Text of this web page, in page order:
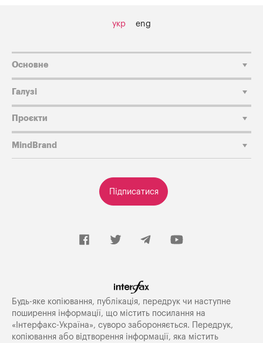
укр eng
Підписатися
Основне
Галузі
Проєкти
MindBrand
Будь-яке копiювання, публiкацiя, передрук чи наступне
поширення iнформацiї, що мiстить посилання на
«Iнтерфакс-Україна», суворо забороняється. Передрук,
копіювання або відтворення інформації, яка містить